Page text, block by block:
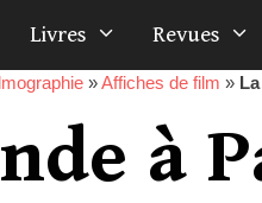
Livres Revues
»Affiches de film »
à